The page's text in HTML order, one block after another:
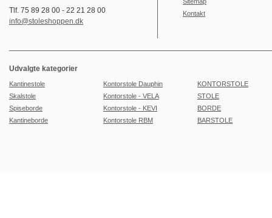
Tlf. 75 89 28 00 - 22 21 28 00
info@stoleshoppen.dk
Kontakt
Udvalgte kategorier
Kantinestole
Skalstole
Spiseborde
Kantineborde
Kontorstole Dauphin
Kontorstole - VELA
Kontorstole - KEVI
Kontorstole RBM
KONTORSTOLE
STOLE
BORDE
BARSTOLE